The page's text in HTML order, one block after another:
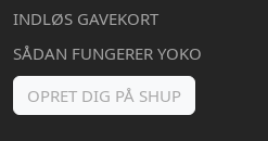
INDLØS GAVEKORT
SÅDAN FUNGERER YOKO
OPRET DIG PÅ SHUP